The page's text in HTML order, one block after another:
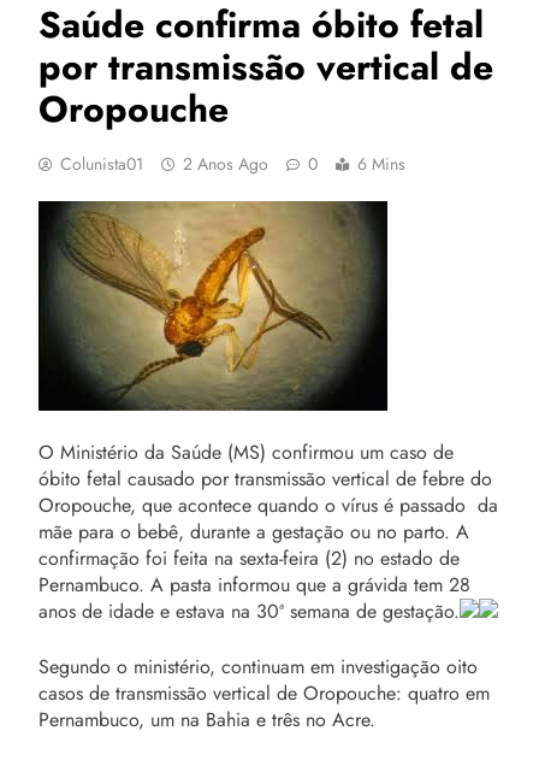
Saúde confirma óbito fetal
por transmissão vertical de
Oropouche
Colunista01 2 Anos Ago 0 6 Mins
O Ministério da Saúde (MS) confirmou um caso de
óbito fetal causado por transmissão vertical de febre do
Oropouche, que acontece quando o vírus é passado da
mãe para o bebê, durante a gestação ou no parto. A
confirmação foi feita na sexta-feira (2) no estado de
Pernambuco. A pasta informou que a grávida tem 28
anos de idade e estava na 30ª semana de gestação.
Segundo o ministério, continuam em investigação oito
casos de transmissão vertical de Oropouche: quatro em
Pernambuco, um na Bahia e três no Acre.